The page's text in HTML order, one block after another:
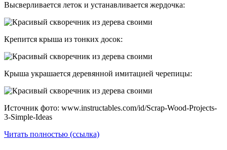
Высверливается леток и устанавливается жердочка:
Крепится крыша из тонких досок:
Крыша украшается деревянной имитацией черепицы:
Источник фото: www.instructables.com/id/Scrap-Wood-Projects-
3-Simple-Ideas
Читать полностью (ссылка)